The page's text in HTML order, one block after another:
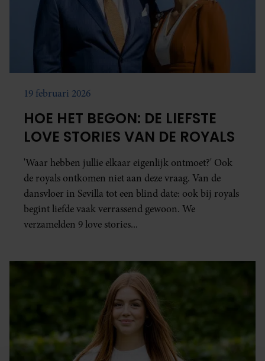
19 februari 2026
HOE HET BEGON: DE LIEFSTE
LOVE STORIES VAN DE ROYALS
'Waar hebben jullie elkaar eigenlijk ontmoet?' Ook
de royals ontkomen niet aan deze vraag. Van de
dansvloer in Sevilla tot een blind date: ook bij royals
begint liefde vaak verrassend gewoon. We
verzamelden 9 love stories...